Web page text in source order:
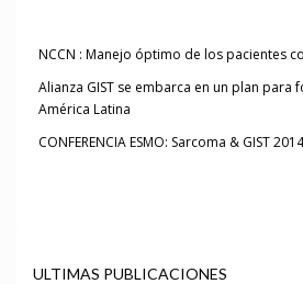
NCCN : Manejo óptimo de los pacientes
Alianza GIST se embarca en un plan para
América Latina
CONFERENCIA ESMO: Sarcoma & GIST 2014
ULTIMAS PUBLICACIONES